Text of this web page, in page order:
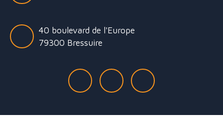
40 boulevard de l'Europe
79300 Bressuire